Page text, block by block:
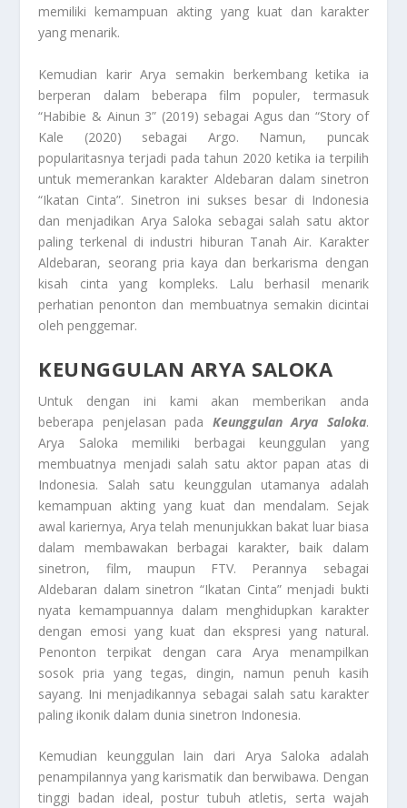
memiliki kemampuan akting yang kuat dan karakter
yang menarik.
Kemudian karir Arya semakin berkembang ketika ia
berperan dalam beberapa film populer, termasuk
“Habibie & Ainun 3” (2019) sebagai Agus dan “Story of
Kale (2020) sebagai Argo. Namun, puncak
popularitasnya terjadi pada tahun 2020 ketika ia terpilih
untuk memerankan karakter Aldebaran dalam sinetron
“Ikatan Cinta”. Sinetron ini sukses besar di Indonesia
dan menjadikan Arya Saloka sebagai salah satu aktor
paling terkenal di industri hiburan Tanah Air. Karakter
Aldebaran, seorang pria kaya dan berkarisma dengan
kisah cinta yang kompleks. Lalu berhasil menarik
perhatian penonton dan membuatnya semakin dicintai
oleh penggemar.
KEUNGGULAN ARYA SALOKA
Untuk dengan ini kami akan memberikan anda
beberapa penjelasan pada Keunggulan Arya Saloka.
Arya Saloka memiliki berbagai keunggulan yang
membuatnya menjadi salah satu aktor papan atas di
Indonesia. Salah satu keunggulan utamanya adalah
kemampuan akting yang kuat dan mendalam. Sejak
awal kariernya, Arya telah menunjukkan bakat luar biasa
dalam membawakan berbagai karakter, baik dalam
sinetron, film, maupun FTV. Perannya sebagai
Aldebaran dalam sinetron “Ikatan Cinta” menjadi bukti
nyata kemampuannya dalam menghidupkan karakter
dengan emosi yang kuat dan ekspresi yang natural.
Penonton terpikat dengan cara Arya menampilkan
sosok pria yang tegas, dingin, namun penuh kasih
sayang. Ini menjadikannya sebagai salah satu karakter
paling ikonik dalam dunia sinetron Indonesia.
Kemudian keunggulan lain dari Arya Saloka adalah
penampilannya yang karismatik dan berwibawa. Dengan
tinggi badan ideal, postur tubuh atletis, serta wajah